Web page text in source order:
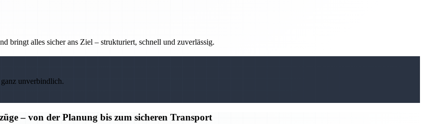
bringt alles sicher ans Ziel – strukturiert, schnell und zuverlässig.
unverbindlich.
– von der Planung bis zum sicheren Transport